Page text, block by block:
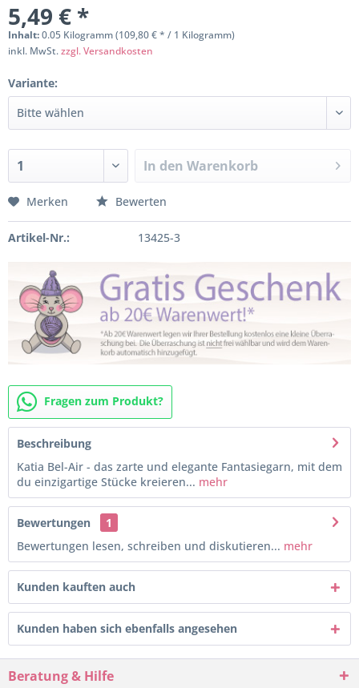
5,49 € *
Inhalt:0.05 Kilogramm (109,80 € * / 1 Kilogramm)
inkl. MwSt.zzgl. Versandkosten
Variante:
In den Warenkorb
Merken Bewerten
Artikel-Nr.: 13425-3
Fragen zum Produkt?
Beschreibung
Katia Bel-Air - das zarte und elegante Fantasiegarn, mit dem
du einzigartige Stücke kreieren... mehr
Bewertungen
1
Bewertungen lesen, schreiben und diskutieren... mehr
Kunden kauften auch
Kunden haben sich ebenfalls angesehen
Beratung & Hilfe